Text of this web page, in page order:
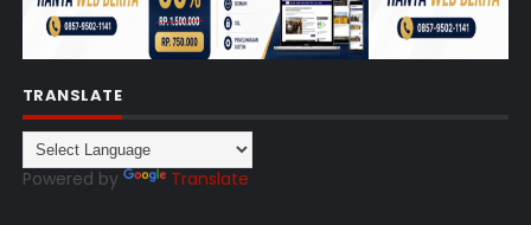
TRANSLATE
Powered by Translate